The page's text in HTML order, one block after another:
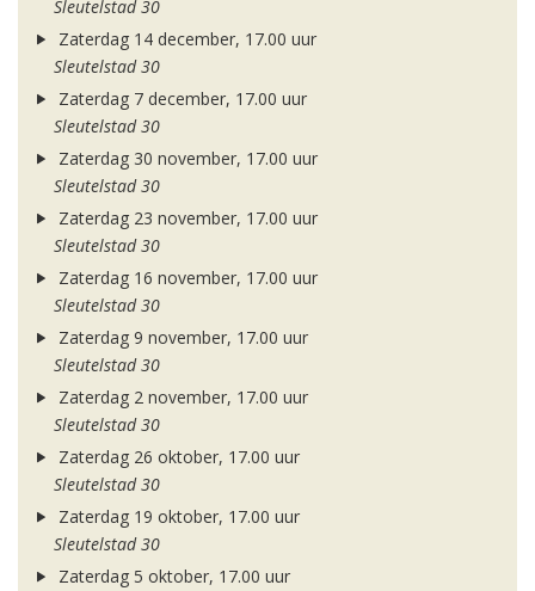
Sleutelstad 30
Zaterdag 14 december, 17.00 uur
Sleutelstad 30
Zaterdag 7 december, 17.00 uur
Sleutelstad 30
Zaterdag 30 november, 17.00 uur
Sleutelstad 30
Zaterdag 23 november, 17.00 uur
Sleutelstad 30
Zaterdag 16 november, 17.00 uur
Sleutelstad 30
Zaterdag 9 november, 17.00 uur
Sleutelstad 30
Zaterdag 2 november, 17.00 uur
Sleutelstad 30
Zaterdag 26 oktober, 17.00 uur
Sleutelstad 30
Zaterdag 19 oktober, 17.00 uur
Sleutelstad 30
Zaterdag 5 oktober, 17.00 uur